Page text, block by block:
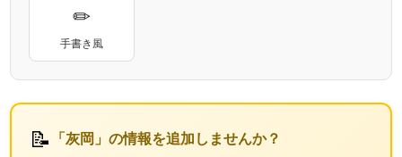
✏
手書き風
📝 「灰岡」の情報を追加しませんか？